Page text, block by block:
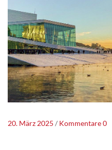
20. März 2025 Kommentare 0